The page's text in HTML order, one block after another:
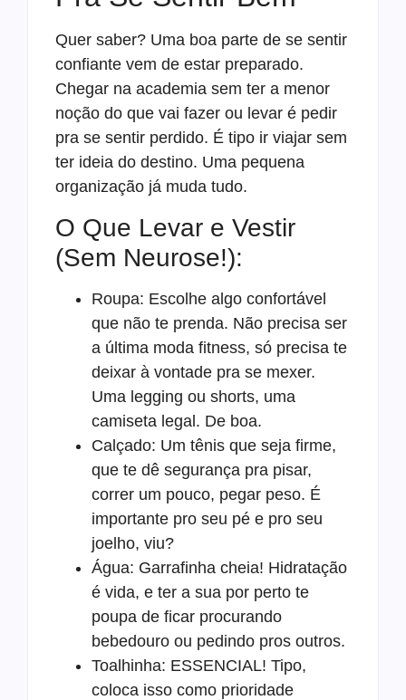
Quer saber? Uma boa parte de se sentir
confiante vem de estar preparado.
Chegar na academia sem ter a menor
noção do que vai fazer ou levar é pedir
pra se sentir perdido. É tipo ir viajar sem
ter ideia do destino. Uma pequena
organização já muda tudo.
O Que Levar e Vestir
(Sem Neurose!):
Roupa: Escolhe algo confortável
que não te prenda. Não precisa ser
a última moda fitness, só precisa te
deixar à vontade pra se mexer.
Uma legging ou shorts, uma
camiseta legal. De boa.
Calçado: Um tênis que seja firme,
que te dê segurança pra pisar,
correr um pouco, pegar peso. É
importante pro seu pé e pro seu
joelho, viu?
Água: Garrafinha cheia! Hidratação
é vida, e ter a sua por perto te
poupa de ficar procurando
bebedouro ou pedindo pros outros.
Toalhinha: ESSENCIAL! Tipo,
coloca isso como prioridade